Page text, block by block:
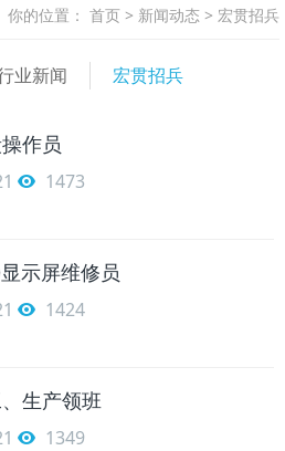
你的位置： 首页 > 新闻动态 > 宏贯招兵
业新闻 宏贯招兵
作员
1473
示屏维修员
1424
生产领班
1349